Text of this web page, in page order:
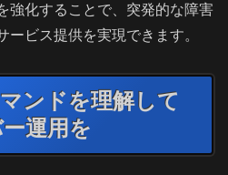
強化することで、突発的な障害
ービス提供を実現できます。
ンドを理解して
運用を